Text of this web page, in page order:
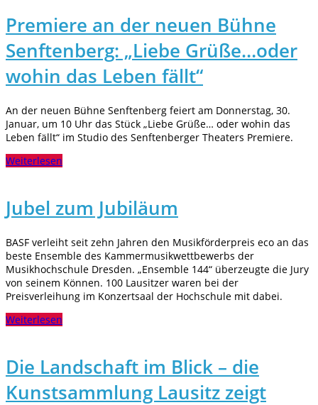
Premiere an der neuen Bühne
Senftenberg: „Liebe Grüße…oder
wohin das Leben fällt“
An der neuen Bühne Senftenberg feiert am Donnerstag, 30.
Januar, um 10 Uhr das Stück „Liebe Grüße… oder wohin das
Leben fällt“ im Studio des Senftenberger Theaters Premiere.
Weiterlesen
Jubel zum Jubiläum
BASF verleiht seit zehn Jahren den Musikförderpreis eco an das
beste Ensemble des Kammermusikwettbewerbs der
Musikhochschule Dresden. „Ensemble 144“ überzeugte die Jury
von seinem Können. 100 Lausitzer waren bei der
Preisverleihung im Konzertsaal der Hochschule mit dabei.
Weiterlesen
Die Landschaft im Blick – die
Kunstsammlung Lausitz zeigt